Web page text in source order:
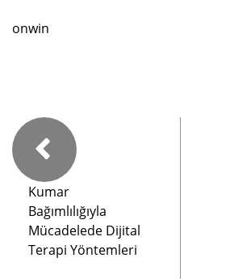
onwin
Kumar
Bağımlılığıyla
Mücadelede Dijital
Terapi Yöntemleri